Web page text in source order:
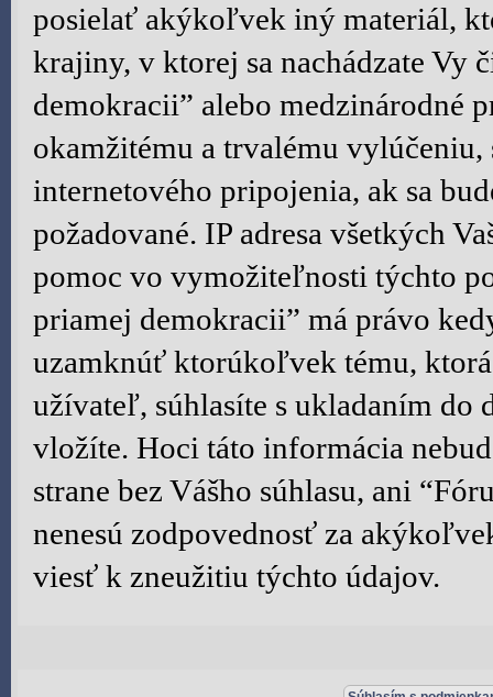
posielať akýkoľvek iný materiál,
krajiny, v ktorej sa nachádzate Vy
demokracii” alebo medzinárodné
okamžitému a trvalému
internetového pripojenia, ak sa
požadované. IP adresa všetkých
pomoc vo vymožiteľnosti týchto
priamej demokracii” má právo
uzamknúť ktorúkoľvek tému,
užívateľ, súhlasíte s ukladaním
vložíte. Hoci táto informácia
strane bez Vášho súhlasu, ani
nenesú zodpovednosť za
viesť k zneužitiu týchto údajov.